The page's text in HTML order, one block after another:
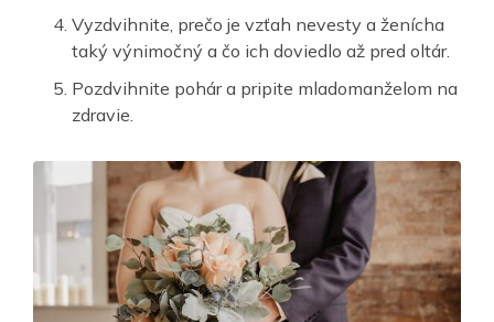
Vyzdvihnite, prečo je vzťah nevesty a ženícha
taký výnimočný a čo ich doviedlo až pred oltár.
Pozdvihnite pohár a pripite mladomanželom na
zdravie.